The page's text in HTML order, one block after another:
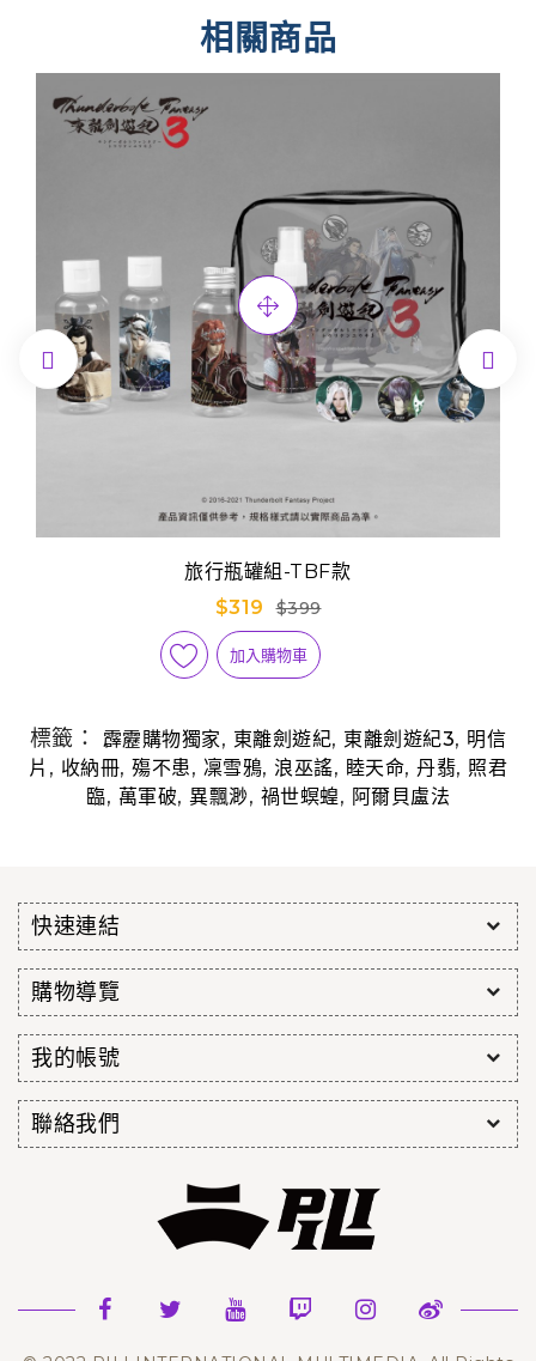
相關商品
旅行瓶罐組-TBF款
$319
$399
加入購物車
 
標籤： 霹靂購物獨家, 東離劍遊紀,東離劍遊紀3, 明信
片 , 收納冊, 殤不患, 凜雪鴉, 浪巫謠, 睦天命, 丹翡, 照君
臨, 萬軍破, 異飄渺, 禍世螟蝗, 阿爾貝盧法
快速連結
購物導覽
我的帳號
聯絡我們